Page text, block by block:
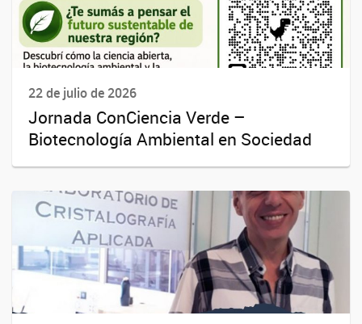
22 de julio de 2026
Jornada ConCiencia Verde –
Biotecnología Ambiental en Sociedad